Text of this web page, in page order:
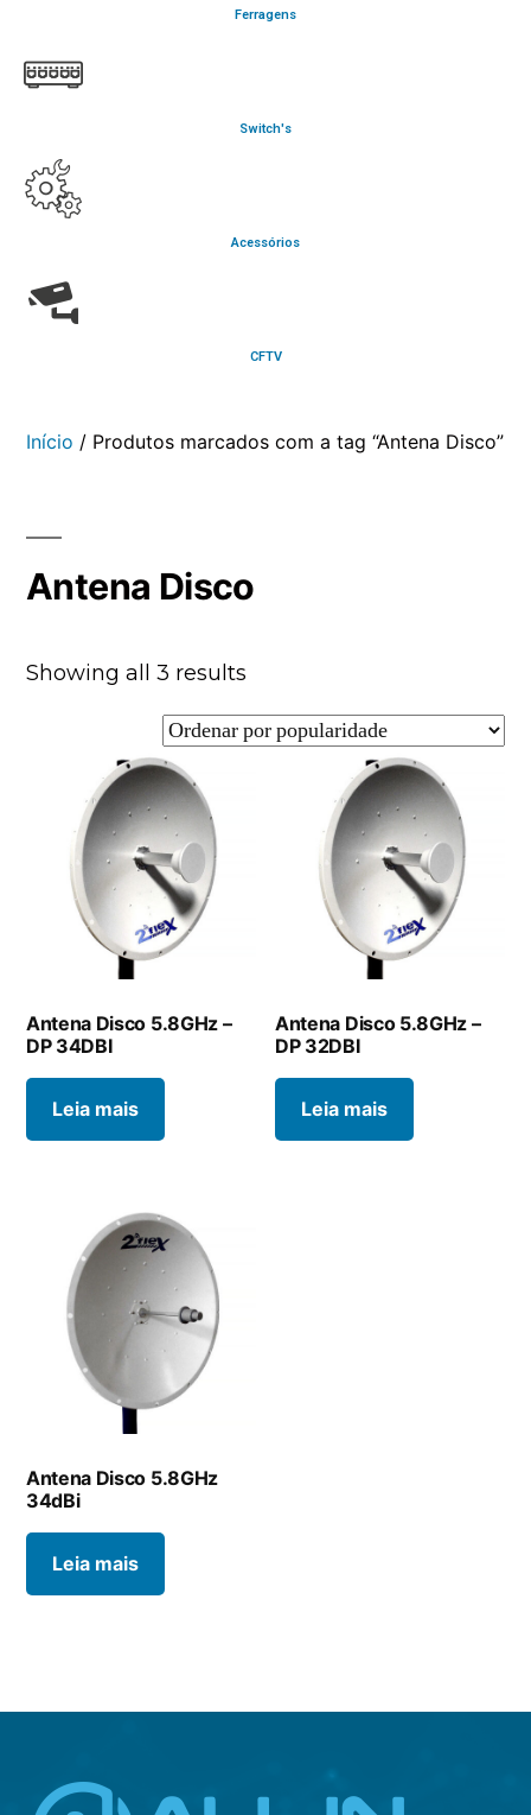
Ferragens
Switch's
Acessórios
CFTV
Início / Produtos marcados com a tag “Antena Disco”
Antena Disco
Showing all 3 results
Antena Disco 5.8GHz –
DP 34DBI
Leia mais
Antena Disco 5.8GHz –
DP 32DBI
Leia mais
Antena Disco 5.8GHz
34dBi
Leia mais